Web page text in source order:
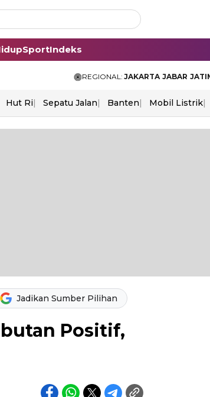
SportIndeks
REGIONAL: JAKARTA JABAR
Hut Ri Sepatu Jalan Banten Mobil Listrik
Jadikan Sumber Pilihan
Positif,